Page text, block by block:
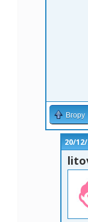
Вгору
20/